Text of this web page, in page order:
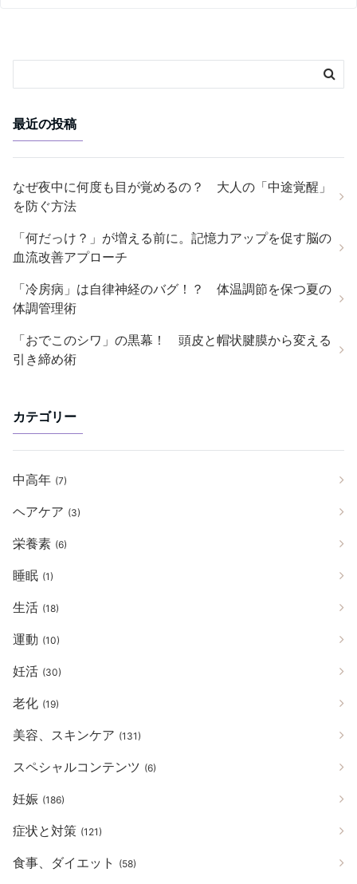
最近の投稿
なぜ夜中に何度も目が覚めるの？ 大人の「中途覚醒」
を防ぐ方法
「何だっけ？」が増える前に。記憶力アップを促す脳の
血流改善アプローチ
「冷房病」は自律神経のバグ！？ 体温調節を保つ夏の
体調管理術
「おでこのシワ」の黒幕！ 頭皮と帽状腱膜から変える
引き締め術
カテゴリー
中高年 (7)
ヘアケア (3)
栄養素 (6)
睡眠 (1)
生活 (18)
運動 (10)
妊活 (30)
老化 (19)
美容、スキンケア (131)
スペシャルコンテンツ (6)
妊娠 (186)
症状と対策 (121)
食事、ダイエット (58)